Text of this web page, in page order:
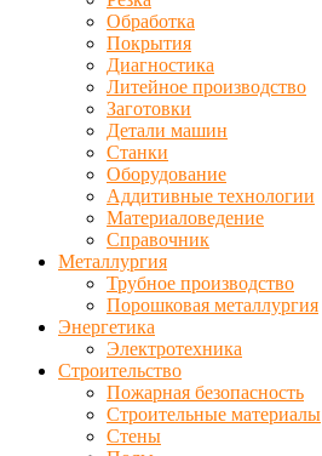
Обработка
Покрытия
Диагностика
Литейное производство
Заготовки
Детали машин
Станки
Оборудование
Аддитивные технологии
Материаловедение
Справочник
Металлургия
Трубное производство
Порошковая металлургия
Энергетика
Электротехника
Строительство
Пожарная безопасность
Строительные материалы
Стены